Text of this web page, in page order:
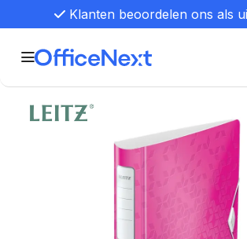
Klanten beoordelen ons als